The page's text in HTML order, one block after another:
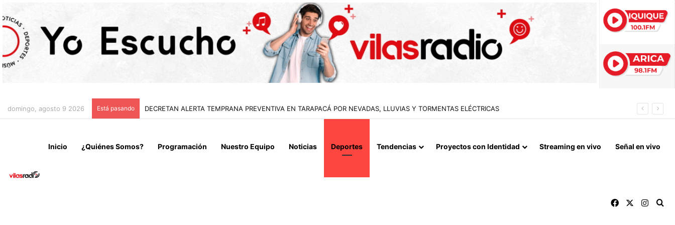
domingo, agosto 9 2026 Está pasando IRÁN CONDICIONA LA REAPERTURA DEL ESTRECHO DE ORMUZ Y EXIGE A ESTADOS UNIDOS EL FIN DEL BLOQUEO Y REPARACIONES DE GUERRA
Inicio ¿Quiénes Somos? Programación Nuestro Equipo Noticias Deportes Tendencias Proyectos con Identidad Streaming en vivo Señal en vivo
Facebook